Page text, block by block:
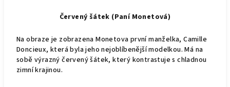
Červený šátek (Paní Monetová)
Na obraze je zobrazena Monetova první manželka,Camille
Doncieux, která byla jeho nejoblíbenější modelkou. Má na
sobě výrazný červený šátek, který kontrastuje s chladnou
zimní krajinou.